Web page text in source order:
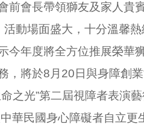
前會長帶領獅友及家人貴
動場面盛大，十分溫馨熱
今年度將全方位推展榮華
，將於8月20日與身障創
之光”第二屆視障者表演
華民國身心障礙者自立更